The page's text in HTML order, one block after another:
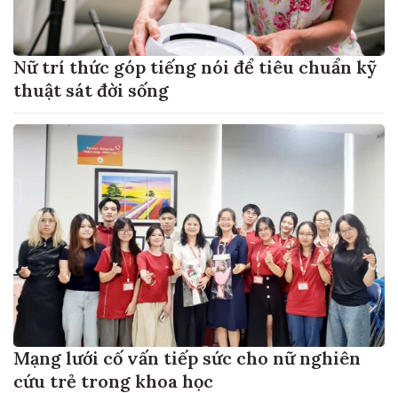
Nữ trí thức góp tiếng nói để tiêu chuẩn kỹ
thuật sát đời sống
Mạng lưới cố vấn tiếp sức cho nữ nghiên
cứu trẻ trong khoa học